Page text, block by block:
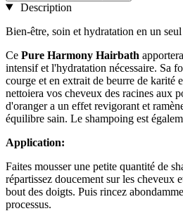
Description
Bien-être, soin et hydratation en un
Ce Pure Harmony Hairbath
intensif et l'hydratation nécessaire. Sa
courge et en extrait de beurre de karité
nettoiera vos cheveux des racines aux
d'oranger a un effet revigorant et
équilibre sain. Le shampoing est
Application:
Faites mousser une petite quantité de
répartissez doucement sur les cheveux
bout des doigts. Puis rincez
processus.